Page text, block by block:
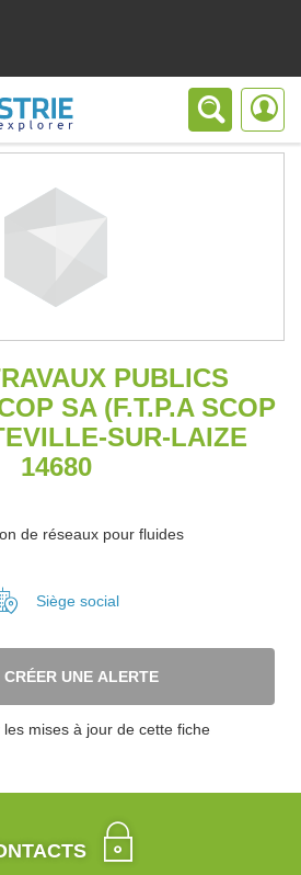
PUBLICS
SA (F.T.P.A SCOP
SUR-LAIZE
14680
de réseaux pour fluides
Siège social
CRÉER UNE ALERTE
mises à jour de cette fiche